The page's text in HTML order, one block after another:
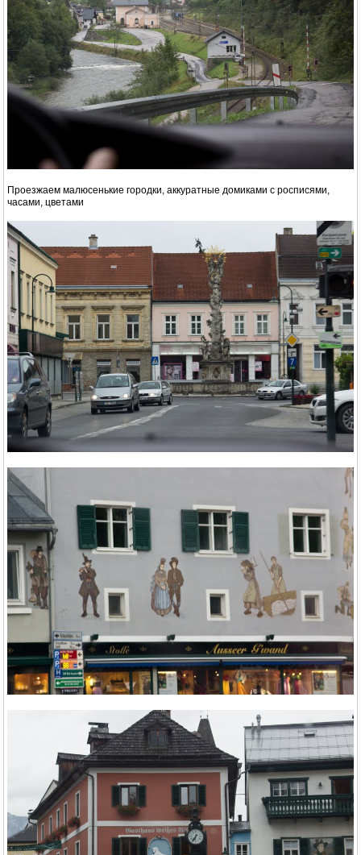
Проезжаем малюсенькие городки, аккуратные домиками с росписями,
часами, цветами